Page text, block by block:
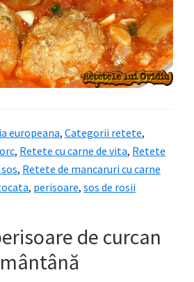
europeana, Categorii retete,
, Retete cu carne de vita, Retete
, Retete de mancaruri cu carne
, perisoare, sos de rosii
de curcan